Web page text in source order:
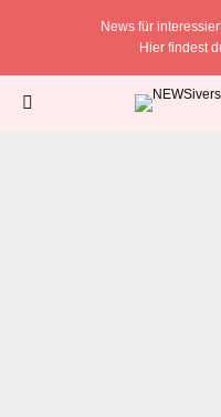
News für
Hier findest